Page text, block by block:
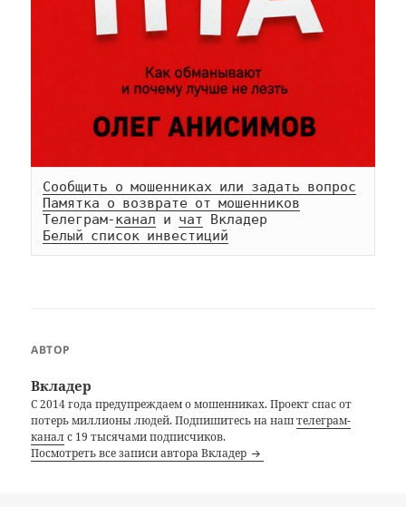
Сообщить о мошенниках или задать вопрос
Памятка о возврате от мошенников
Телеграм-канал и чат
Белый список инвестиций
АВТОР
Вкладер
С 2014 года предупреждаем о мошенниках. Проект спас от
потерь миллионы людей. Подпишитесь на наштелеграм-
каналс 19 тысячами подписчиков.
Посмотреть все записи автора Вкладер